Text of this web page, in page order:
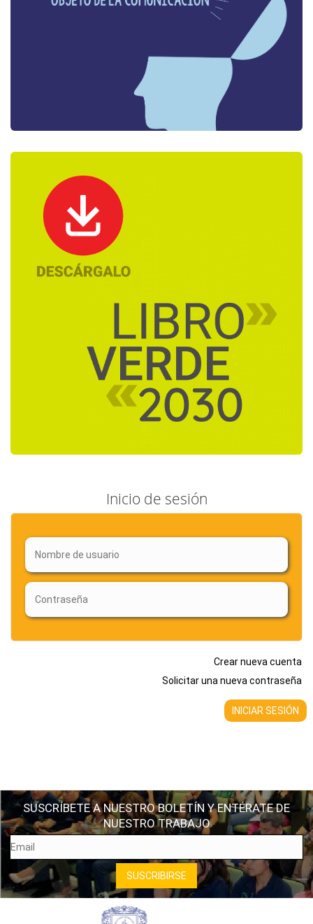
Inicio de sesión
Crear nueva cuenta
Solicitar una nueva contraseña
SUSCRÍBETE A NUESTRO BOLETÍN Y ENTÉRATE DE
NUESTRO TRABAJO